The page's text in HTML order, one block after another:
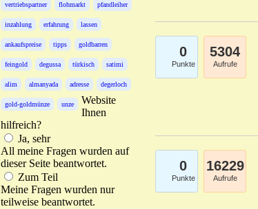
vertriebspartner flohmarkt pfandleiher
inzahlung erfahrung lassen
ankaufspreise tipps goldbarren
feingold degussa türkisch satimi
alim almanyada adresse degerloch
gold-goldmünze unze
Website
Ihnen
hilfreich?
Ja, sehr
All meine Fragen wurden auf
dieser Seite beantwortet.
Zum Teil
Meine Fragen wurden nur
teilweise beantwortet.
0
Punkte
5304
Aufrufe
0
Punkte
16229
Aufrufe